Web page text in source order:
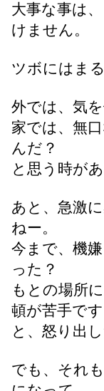
大事な事は
けません。
ツボにはま
外では、気
家では、無
んだ？
と思う時が
あと、急激
ねー。
今まで、機
った？
もとの場所
頓が苦手です
と、怒り出し
でも、それ